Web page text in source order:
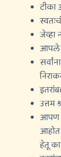
टीका
जेव्हा
आपले
आपण
हेतू